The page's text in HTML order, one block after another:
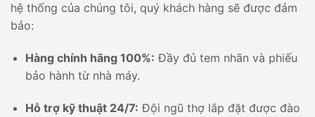
hệ thống của chúng tôi, quý khách hàng sẽ được đảm
bảo:
Hàng chính hãng 100%: Đầy đủ tem nhãn và phiếu
bảo hành từ nhà máy.
Hỗ trợ kỹ thuật 24/7: Đội ngũ thợ lắp đặt được đào